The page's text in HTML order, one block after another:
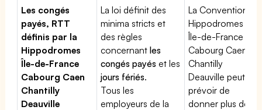
Les congés
payés, RTT
définis par la
Hippodromes
Île-de-France
Cabourg Caen
Chantilly
Deauville
La loi définit des
minima stricts et
des règles
concernantles
congés payés et les
jours fériés.
Tous les
employeurs de la
La Convention
Hippodromes
Île-de-France
Cabourg Caen
Chantilly
Deauville peut
prévoir de
donner plus de